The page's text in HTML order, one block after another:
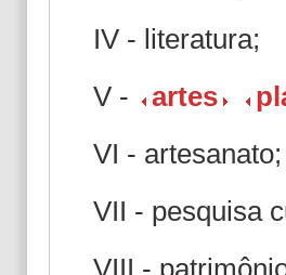
IV - literatura;
V -
artes
VI - artesanato;
VII - pesquisa
VIII -